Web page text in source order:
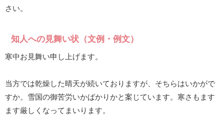
さい。
知人への見舞い状（文例・例文）
寒中お見舞い申し上げます。
当方では乾燥した晴天が続いておりますが、そちらはいかがで
すか。雪国の御苦労いかばかりかと案じています。寒さもます
ます厳しくなってまいります。